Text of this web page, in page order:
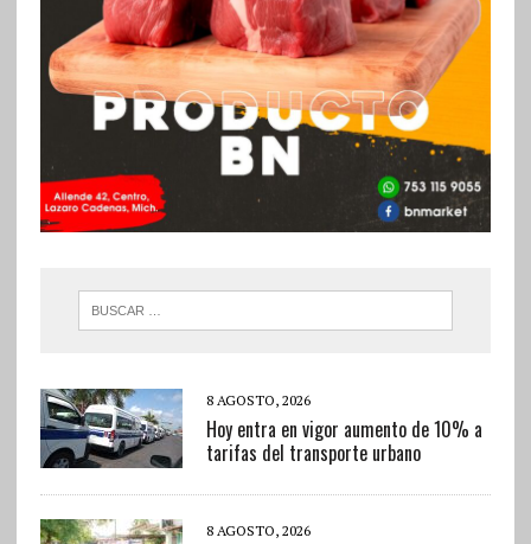
8 AGOSTO, 2026
Hoy entra en vigor aumento de 10% a
tarifas del transporte urbano
8 AGOSTO, 2026